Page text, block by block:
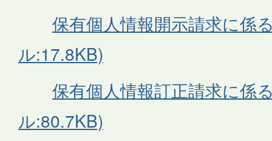
保有個人情報開示請求に係
ル:17.8KB)
保有個人情報訂正請求に係
ル:80.7KB)